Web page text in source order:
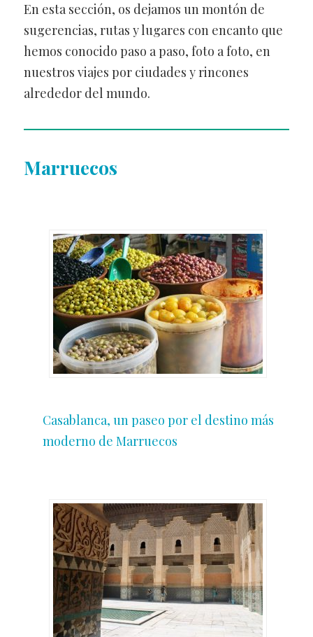
En esta sección, os dejamos un montón de
sugerencias, rutas y lugares con encanto que
hemos conocido paso a paso, foto a foto, en
nuestros viajes por ciudades y rincones
alrededor del mundo.
Marruecos
Casablanca, un paseo por el destino más
moderno de Marruecos